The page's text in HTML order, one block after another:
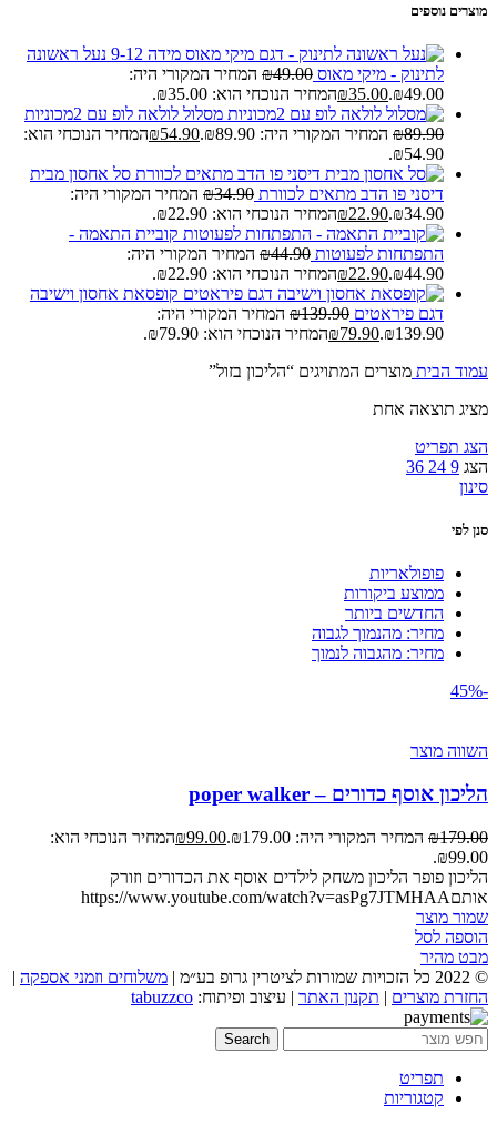
מוצרים נוספים
נעל ראשונה
לתינוק - מיקי מאוס
₪49.00
המחיר המקורי היה:
₪49.00.
₪35.00
המחיר הנוכחי הוא: ₪35.00.
מסלול לולאה לופ עם 2מכוניות
₪89.90 המחיר המקורי היה: ₪89.90. ₪54.90
המחיר הנוכחי הוא:
₪54.90.
סל אחסון מבית
דיסני פו הדב מתאים לכוורת
₪34.90
המחיר המקורי היה:
₪34.90.
₪22.90
המחיר הנוכחי הוא: ₪22.90.
קוביית התאמה -
התפתחות לפעוטות
₪44.90
המחיר המקורי היה:
₪44.90.
₪22.90
המחיר הנוכחי הוא: ₪22.90.
קופסאת אחסון וישיבה
דגם פיראטים
₪139.90
המחיר המקורי היה:
₪139.90.
₪79.90
המחיר הנוכחי הוא: ₪79.90.
עמוד הבית מוצרים המתויגים “הליכון בזול”
מציג תוצאה אחת
הצג תפריט
הצג 9
24
36
סינון
סנן לפי
פופולאריות
ממוצע ביקורות
החדשים ביותר
מחיר: מהנמוך לגבוה
מחיר: מהגבוה לנמוך
-45%
השווה מוצר
הליכון אוסף כדורים – poper walker
₪179.00 המחיר המקורי היה: ₪179.00. ₪99.00
המחיר הנוכחי הוא:
₪99.00.
הליכון פופר הליכון משחק לילדים אוסף את הכדורים וזורק
אותםhttps://www.youtube.com/watch?v=asPg7JTMHAA
שמור מוצר
הוספה לסל
מבט מהיר
© 2022 כל הזכויות שמורות לציטרין גרופ בע״מ |
משלוחים וזמני אספקה |
החזרת מוצרים | תקנון האתר | עיצוב ופיתוח: tabuzzco
Search
תפריט
קטגוריות